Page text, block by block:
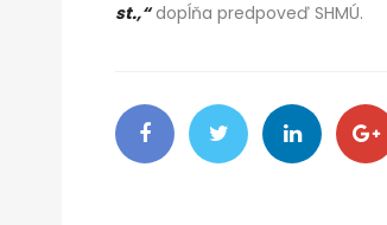
st.,“dopĺňa predpoveď SHMÚ.